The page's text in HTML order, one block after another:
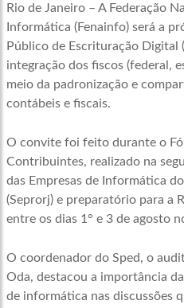
Rio de Janeiro – A Federação
Informática (Fenainfo) será a
Público de Escrituração Digital
integração dos fiscos (federal,
meio da padronização e
contábeis e fiscais.
O convite foi feito durante o
Contribuintes, realizado na
das Empresas de Informática
(Seprorj) e preparatório para a
entre os dias 1° e 3 de agosto
O coordenador do Sped, o
Oda, destacou a importância
de informática nas discussões